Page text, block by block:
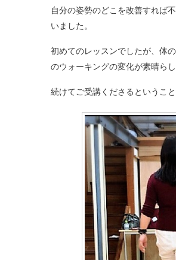
自分の姿勢のどこを改善すれば
いました。
初めてのレッスンでしたが、体
のウォーキングの変化が素晴らし
続けてご受講くださるというこ